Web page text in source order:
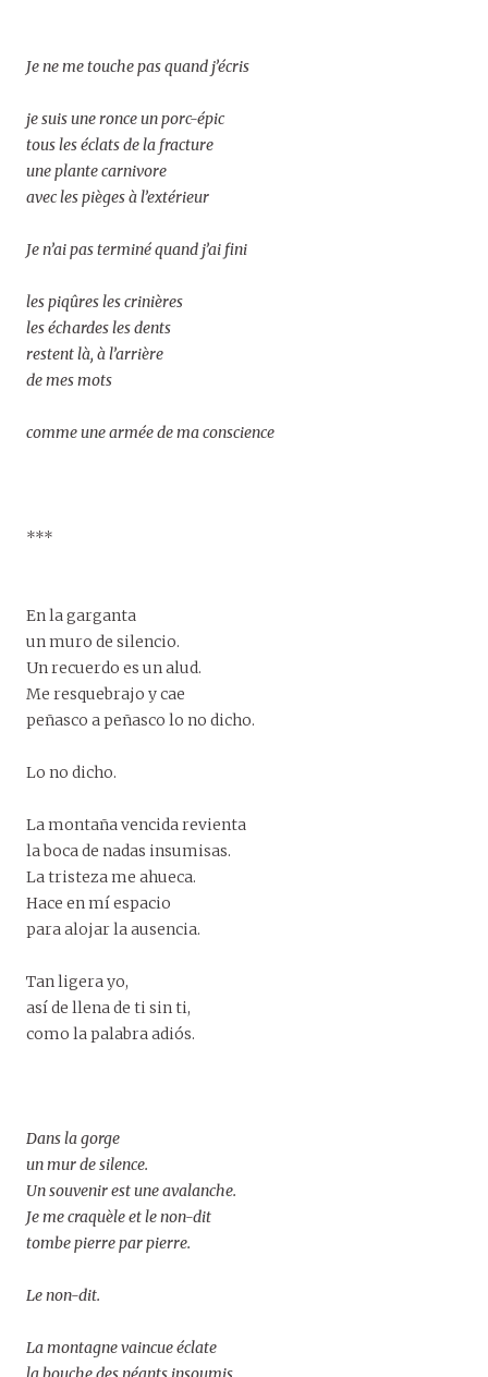
Je ne me touche pas quand j’écris
je suis une ronce un porc-épic
tous les éclats de la fracture
une plante carnivore
avec les pièges à l’extérieur
Je n’ai pas terminé quand j’ai fini
les piqûres les crinières
les échardes les dents
restent là, à l’arrière
de mes mots
comme une armée de ma conscience
***
En la garganta
un muro de silencio.
Un recuerdo es un alud.
Me resquebrajo y cae
peñasco a peñasco lo no dicho.
Lo no dicho.
La montaña vencida revienta
la boca de nadas insumisas.
La tristeza me ahueca.
Hace en mí espacio
para alojar la ausencia.
Tan ligera yo,
así de llena de ti sin ti,
como la palabra adiós.
Dans la gorge
un mur de silence.
Un souvenir est une avalanche.
Je me craquèle et le non-dit
tombe pierre par pierre.
Le non-dit.
La montagne vaincue éclate